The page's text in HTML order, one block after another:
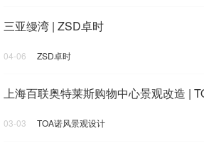
三亚缦湾 | ZSD卓时
04-06 ZSD卓时
上海百联奥特莱斯购物中心景观改造 |
03-03 TOA诺风景观设计